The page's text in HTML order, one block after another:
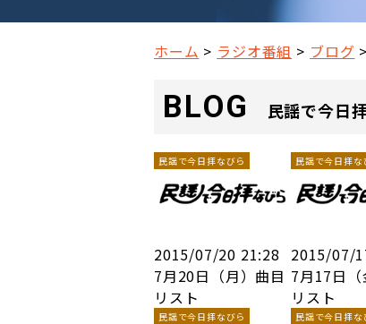
ホーム ラジオ番組 ブログ
BLOG 民謡で今日
民謡で今日拝なびら
2015/07/20 21:28
7月20日（月）曲目
リスト
民謡で今日拝な
2015/07/
7月17日（
リスト
民謡で今日拝なびら 民謡で今日拝な